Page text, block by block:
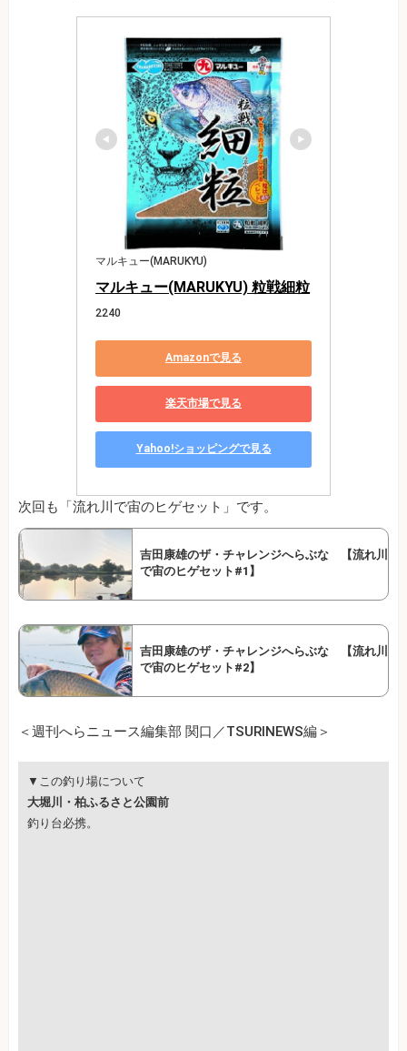
マルキュー(MARUKYU)
マルキュー(MARUKYU) 粒戦細粒
2240
Amazonで見る
楽天市場で見る
Yahoo!ショッピングで見る
次回も「流れ川で宙のヒゲセット」です。
吉田康雄のザ・チャレンジへらぶな 【流れ川
で宙のヒゲセット#1】
吉田康雄のザ・チャレンジへらぶな 【流れ川
で宙のヒゲセット#2】
＜週刊へらニュース編集部 関口／TSURINEWS編＞
▼この釣り場について
大堀川・柏ふるさと公園前
釣り台必携。